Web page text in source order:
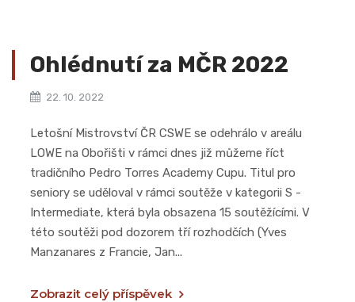
Ohlédnutí za MČR 2022
22. 10. 2022
Letošní Mistrovství ČR CSWE se odehrálo v areálu
LOWE na Obořišti v rámci dnes již můžeme říct
tradičního Pedro Torres Academy Cupu. Titul pro
seniory se uděloval v rámci soutěže v kategorii S -
Intermediate, která byla obsazena 15 soutěžícími. V
této soutěži pod dozorem tří rozhodčích (Yves
Manzanares z Francie, Jan...
Zobrazit celý příspěvek